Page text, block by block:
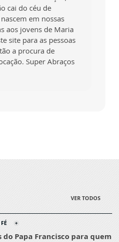
cai do céu de
em nossas
aos jovens de Maria
site para as pessoas
a procura de
Super Abraços
VER TODOS
do Papa Francisco para quem